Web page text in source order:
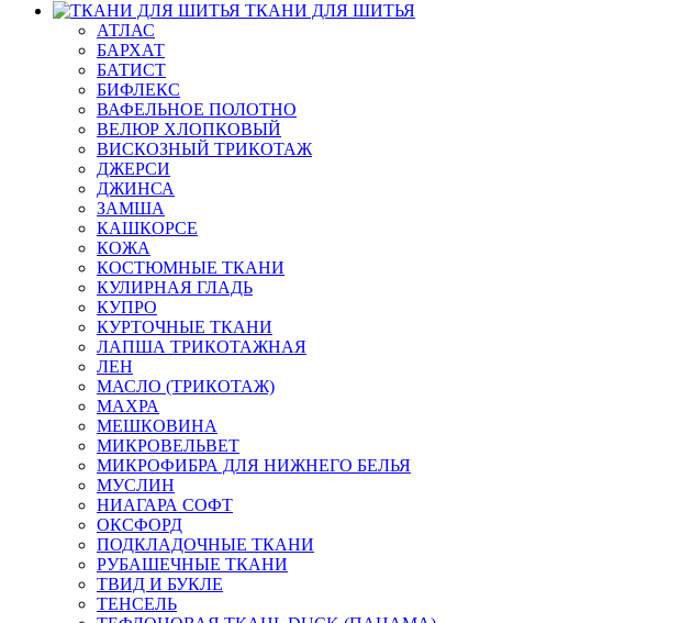
ТКАНИ ДЛЯ ШИТЬЯ
АТЛАС
БАРХАТ
БАТИСТ
БИФЛЕКС
ВАФЕЛЬНОЕ ПОЛОТНО
ВЕЛЮР ХЛОПКОВЫЙ
ВИСКОЗНЫЙ ТРИКОТАЖ
ДЖЕРСИ
ДЖИНСА
ЗАМША
КАШКОРСЕ
КОЖА
КОСТЮМНЫЕ ТКАНИ
КУЛИРНАЯ ГЛАДЬ
КУПРО
КУРТОЧНЫЕ ТКАНИ
ЛАПША ТРИКОТАЖНАЯ
ЛЕН
МАСЛО (ТРИКОТАЖ)
МАХРА
МЕШКОВИНА
МИКРОВЕЛЬВЕТ
МИКРОФИБРА ДЛЯ НИЖНЕГО БЕЛЬЯ
МУСЛИН
НИАГАРА СОФТ
ОКСФОРД
ПОДКЛАДОЧНЫЕ ТКАНИ
РУБАШЕЧНЫЕ ТКАНИ
ТВИД И БУКЛЕ
ТЕНСЕЛЬ